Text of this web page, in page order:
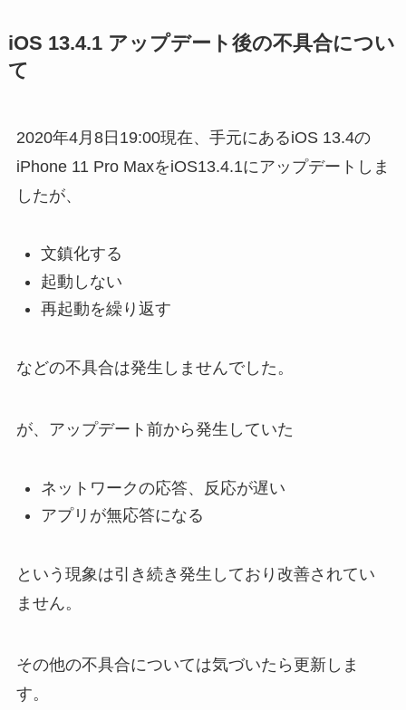
iOS 13.4.1 アップデート後の不具合につい
て
2020年4月8日19:00現在、手元にあるiOS 13.4の
iPhone 11 Pro MaxをiOS13.4.1にアップデートしま
したが、
文鎮化する
起動しない
再起動を繰り返す
などの不具合は発生しませんでした。
が、アップデート前から発生していた
ネットワークの応答、反応が遅い
アプリが無応答になる
という現象は引き続き発生しており改善されてい
ません。
その他の不具合については気づいたら更新しま
す。